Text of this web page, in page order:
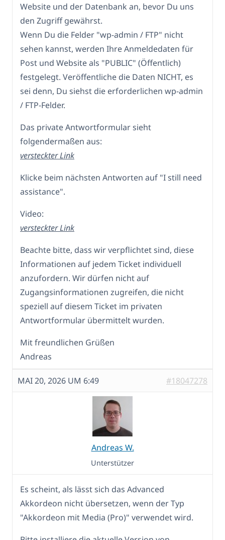
Website und der Datenbank an, bevor Du uns
den Zugriff gewährst.
Wenn Du die Felder "wp-admin / FTP" nicht
sehen kannst, werden Ihre Anmeldedaten für
Post und Website als "PUBLIC" (Öffentlich)
festgelegt. Veröffentliche die Daten NICHT, es
sei denn, Du siehst die erforderlichen wp-admin
/ FTP-Felder.
Das private Antwortformular sieht
folgendermaßen aus:
versteckter Link
Klicke beim nächsten Antworten auf "I still need
assistance".
Video:
versteckter Link
Beachte bitte, dass wir verpflichtet sind, diese
Informationen auf jedem Ticket individuell
anzufordern. Wir dürfen nicht auf
Zugangsinformationen zugreifen, die nicht
speziell auf diesem Ticket im privaten
Antwortformular übermittelt wurden.
Mit freundlichen Grüßen
Andreas
MAI 20, 2026 UM 6:49 #18047278
Andreas W.
Unterstützer
Es scheint, als lässt sich das Advanced
Akkordeon nicht übersetzen, wenn der Typ
"Akkordeon mit Media (Pro)" verwendet wird.